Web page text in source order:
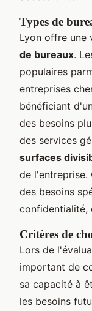
Types de
Lyon offre une
de bureaux.
populaires
entreprises
bénéficiant
des besoins
des services
surfaces
de l'entreprise.
des besoins
confidentialité,
Critères de
Lors de
important de
sa capacité à
les besoins